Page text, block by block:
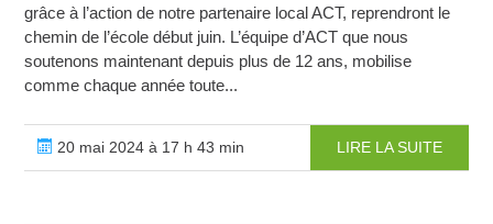
grâce à l’action de notre partenaire local ACT, reprendront le
chemin de l’école début juin. L’équipe d’ACT que nous
soutenons maintenant depuis plus de 12 ans, mobilise
comme chaque année toute...
20 mai 2024 à 17 h 43 min LIRE LA SUITE